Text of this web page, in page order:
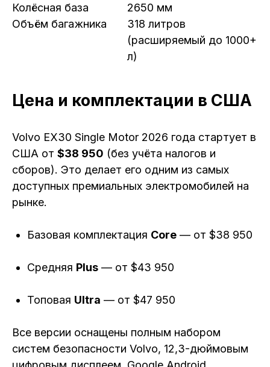
Колёсная база
2650 мм
Объём багажника
318 литров
(расширяемый до 1000+
л)
Цена и комплектации в США
Volvo EX30 Single Motor 2026 года стартует в
США от $38 950 (без учёта налогов и
сборов). Это делает его одним из самых
доступных премиальных электромобилей на
рынке.
Базовая комплектация Core — от $38 950
Средняя Plus — от $43 950
Топовая Ultra — от $47 950
Все версии оснащены полным набором
систем безопасности Volvo, 12,3-дюймовым